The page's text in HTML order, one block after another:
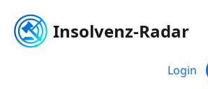
Insolvenz-Radar
Login